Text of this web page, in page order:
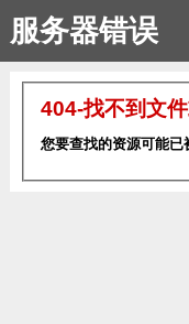
服务器错误
404-找不到文件
您要查找的资源可能已